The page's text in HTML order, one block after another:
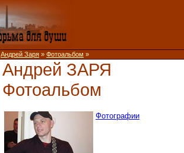
Андрей Заря » Фотоальбом »
Андрей ЗАРЯ
Фотоальбом
Фотографии